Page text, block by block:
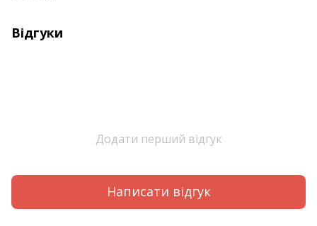
Відгуки
Додати перший відгук
Написати відгук